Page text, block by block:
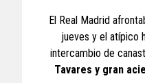
El Real Madrid
jueves y el atípico
intercambio de
Tavares y gran